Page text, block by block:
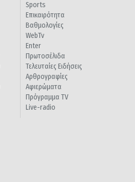
Sports
Επικαιρότητα
Βαθμολογίες
WebTv
Enter
Πρωτοσέλιδα
Τελευταίες Ειδήσεις
Αρθρογραφίες
Αφιερώματα
Πρόγραμμα TV
Live-radio